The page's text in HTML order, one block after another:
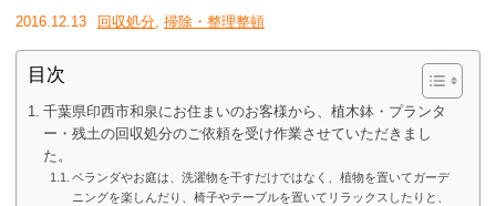
2016.12.13 回収処分, 掃除・整理整頓
目次
千葉県印西市和泉にお住まいのお客様から、植木鉢・プランタ
ー・残土の回収処分のご依頼を受け作業させていただきまし
た。
ベランダやお庭は、洗濯物を干すだけではなく、植物を置いてガーデ
ニングを楽しんだり、椅子やテーブルを置いてリラックスしたりと、